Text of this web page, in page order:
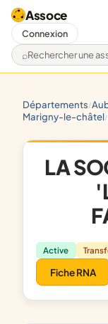
Assoce
Rechercher
Connexion
départements/
marigny-le-châtel/
LA
Active
Fiche RNA